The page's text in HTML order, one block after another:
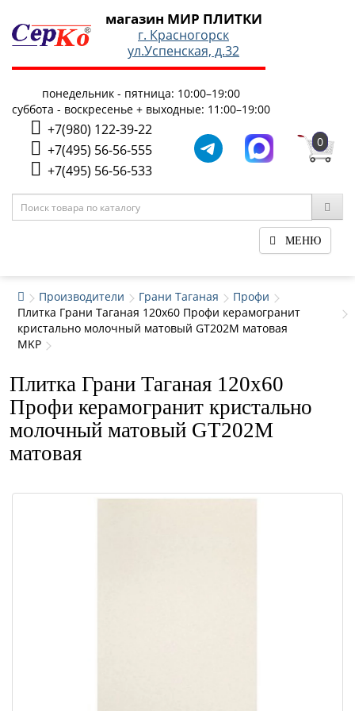
магазин МИР ПЛИТКИ
г. Красногорск
ул.Успенская, д.32
понедельник - пятница: 10:00–19:00
суббота - воскресенье + выходные: 11:00–19:00
+7(980) 122-39-22
+7(495) 56-56-555
+7(495) 56-56-533
0
МЕНЮ
Производители Грани Таганая
Профи
Плитка Грани Таганая 120x60 Профи керамогранит
кристально молочный матовый GT202M матовая
MKP
Плитка Грани Таганая 120x60
Профи керамогранит кристально
молочный матовый GT202M
матовая